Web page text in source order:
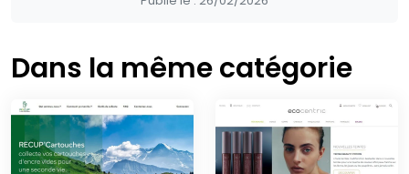
Dans la même catégorie